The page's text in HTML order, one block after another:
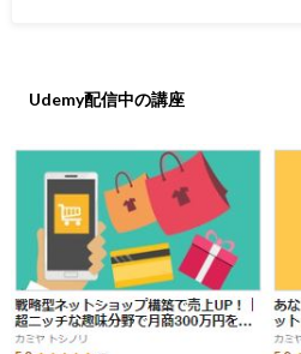
Udemy配信中の講座